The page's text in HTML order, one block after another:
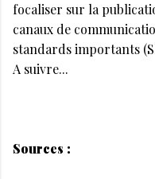
focaliser sur la
canaux de
standards importants
A suivre...
Sources :